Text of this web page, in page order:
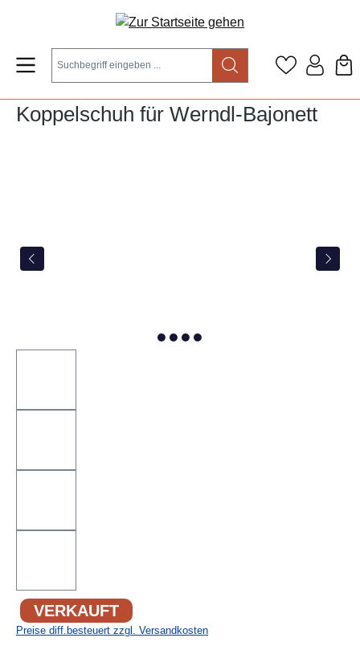
Zum Hauptinhalt springen
Koppelschuh für Werndl-Bajonett
VERKAUFT
Preise diff.besteuert zzgl. Versandkosten